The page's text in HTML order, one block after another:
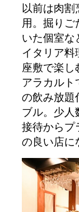
以前は肉割
用。掘りご
いた個室な
イタリア
座敷で楽し
アラカルト
の飲み放題
ブル。少人
接待からプ
の良い店に